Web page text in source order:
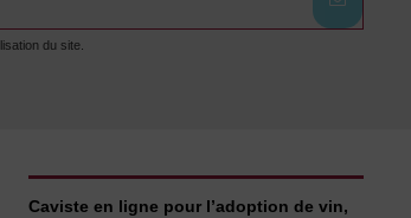
du site.
Caviste en ligne pour l’adoption de vin,